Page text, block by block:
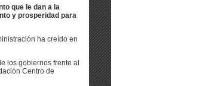
que le dan a la
y prosperidad para
ha creído en
los gobiernos frente al
Centro de